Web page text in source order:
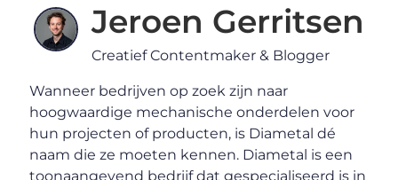
Jeroen Gerritsen
Creatief Contentmaker & Blogger
Wanneer bedrijven op zoek zijn naar
hoogwaardige mechanische onderdelen voor
hun projecten of producten, is Diametal dé
naam die ze moeten kennen. Diametal is een
toonaangevend bedrijf dat gespecialiseerd is in